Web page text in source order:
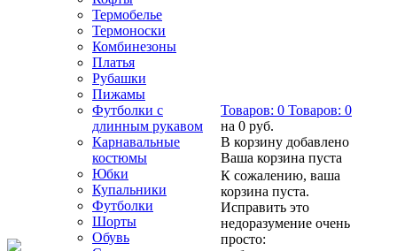
Термобелье
Термоноски
Комбинезоны
Платья
Рубашки
Пижамы
Футболки с
длинным рукавом
Карнавальные
костюмы
Юбки
Купальники
Футболки
Шорты
Обувь
Товаров: 0 Товаров: 0
на 0 руб.
В корзину добавлено
Ваша корзина пуста
К сожалению, ваша
корзина пуста.
Исправить это
недоразумение очень
просто: